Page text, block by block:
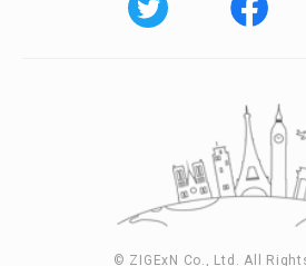
© ZIGExN Co., Ltd. All